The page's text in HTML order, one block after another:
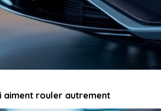
aiment rouler autrement